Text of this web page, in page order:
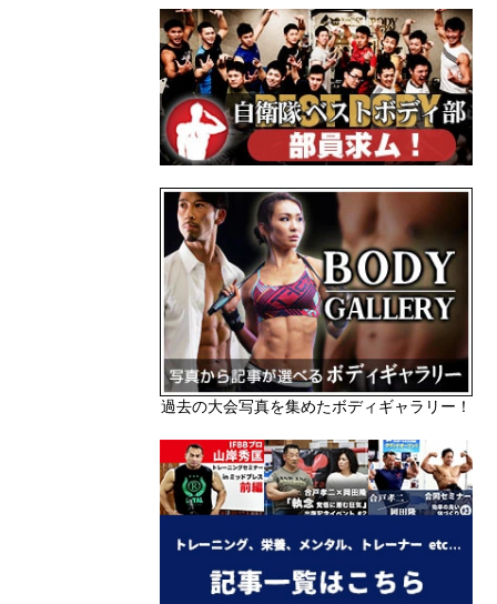
過去の大会写真を集めたボディギャラリー！